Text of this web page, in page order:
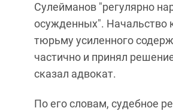
Сулейманов "регулярно
осужденных". Начальство
тюрьму усиленного
частично и принял
сказал адвокат.
По его словам, судебное